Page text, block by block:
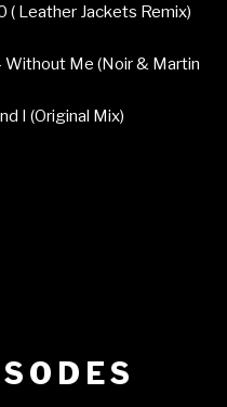
( Leather Jackets Remix)
Without Me (Noir & Martin
I (Original Mix)